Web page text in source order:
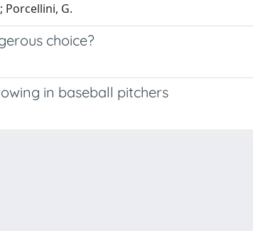
Porcellini, G.
choice?
in baseball pitchers